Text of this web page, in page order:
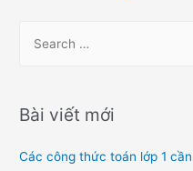
r
h
Bài viết mới
Các công thức toán lớp 1